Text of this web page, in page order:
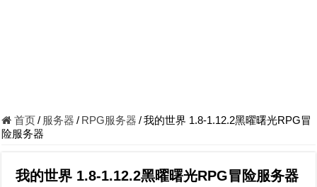
首页/ 服务器 / RPG服务器 /我的世界 1.8-1.12.2黑曜曙光RPG冒
险服务器
我的世界 1.8-1.12.2黑曜曙光RPG冒险服务器